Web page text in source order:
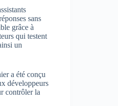
sans
grâce à
qui testent
un
a été conçu
développeurs
contrôler la